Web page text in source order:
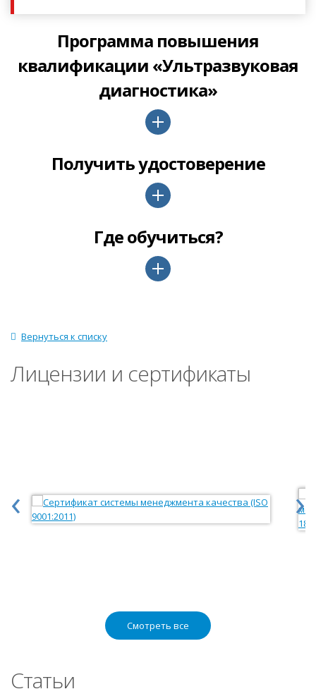
Программа повышения
квалификации «Ультразвуковая
диагностика»
Получить удостоверение
Где обучиться?
Вернуться к списку
Лицензии и сертификаты
‹ ›
Смотреть все
Статьи